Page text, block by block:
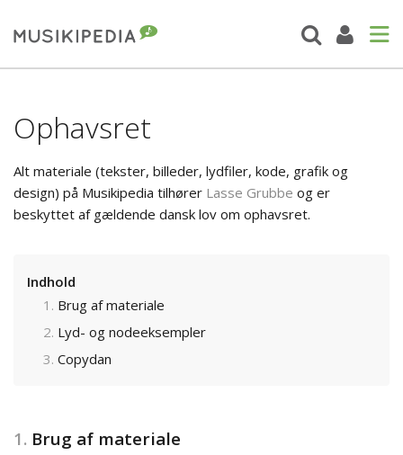
Ophavsret
Alt materiale (tekster, billeder, lydfiler, kode, grafik og
design) på Musikipedia tilhører Lasse Grubbe og er
beskyttet af gældende dansk lov om ophavsret.
Indhold
Brug af materiale
Lyd- og nodeeksempler
Copydan
1. Brug af materiale